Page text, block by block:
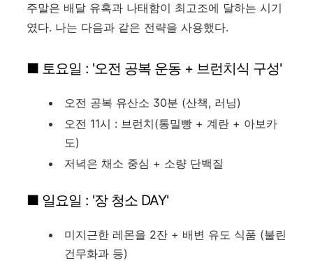
주말은 배달 유혹과 나태함이 최고조에 달하는 시기
였다. 나는 다음과 같은 전략을 사용했다.
■ 토요일 : '오전 공복 운동 + 브런치식 구성'
오전 공복 유산소 30분 (산책, 러닝)
오전 11시 : 브런치(통밀빵 + 계란 + 아보카
도)
저녁은 채소 중심 + 소량 단백질
■ 일요일 : '장 청소 DAY'
미지근한 레몬을 2잔 + 배변 유도 식품 (불린
건무화과 등)